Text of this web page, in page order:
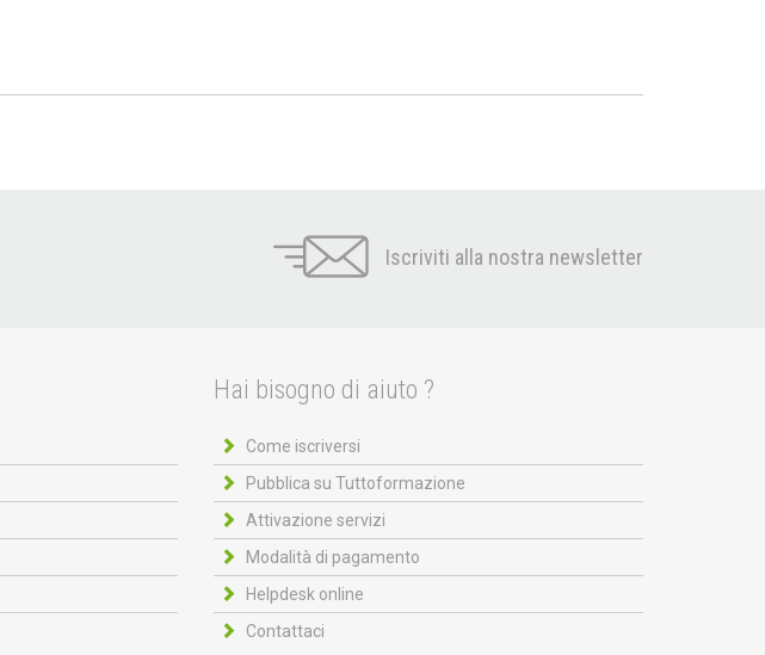
Iscriviti alla nostra newsletter
Hai bisogno di aiuto ?
Come iscriversi
Pubblica su Tuttoformazione
Attivazione servizi
Modalità di pagamento
Helpdesk online
Contattaci